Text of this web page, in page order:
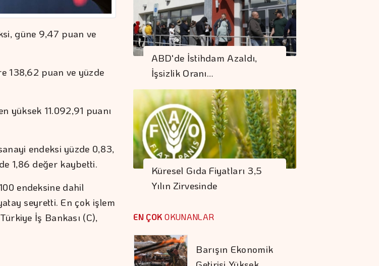
güne 9,47 puan ve
138,62 puan ve yüzde
yüksek 11.092,91 puanı
endeksi yüzde 0,83,
1,86 değer kaybetti.
endeksine dahil
seyretti. En çok işlem
İş Bankası (C),
ABD'de İstihdam Azaldı,
İşsizlik Oranı…
Küresel Gıda Fiyatları 3,5
Yılın Zirvesinde
EN ÇOK OKUNANLAR
Seyrediyor
Altının Kilogramı 6
Milyon 500 Bin
"Finansman Zinciri
Kırılırsa üretim
Zinciri De Durur"
Barışın Ekonomik
Getirisi Yüksek
Geldi
Trump İthal
Polisilikona Yüzde 15